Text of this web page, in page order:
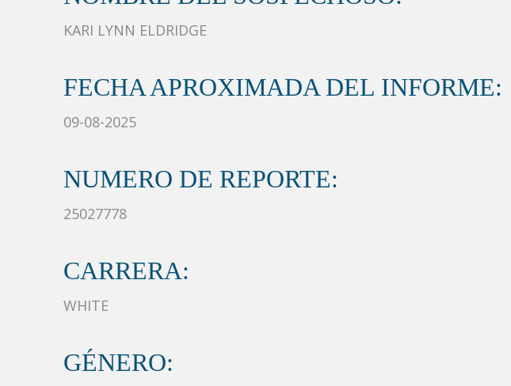
KARI LYNN ELDRIDGE
FECHA APROXIMADA DEL INFORME:
09-08-2025
NUMERO DE REPORTE:
25027778
CARRERA:
WHITE
GÉNERO: